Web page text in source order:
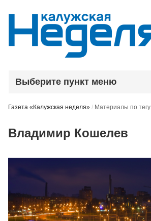
Выберите пункт меню
Газета «Калужская неделя» / Материалы по тегу
Владимир Кошелев